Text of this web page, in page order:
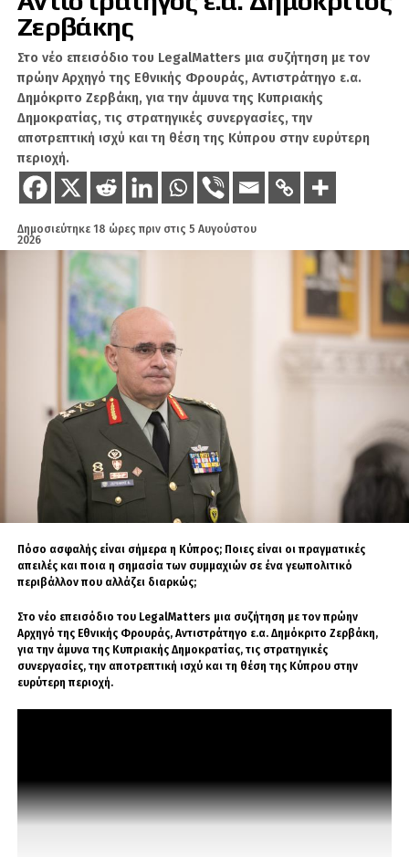
κατά την οποία η Ελλάδα και η Γαλλία
προβάλλουν τη στρατηγική τους εταιρική
σχέση στον τομέα της άμυνας και της
ασφάλειας.
ΣΧΕΤΙΚΆ ΘΈΜΑΤΑ
BAYKAR
HÜRRIYET
SAFRAN
ΓΑΛΛΊΑ
ΕΛΛΆΔΑ
ΤΟΥΡΚΊΑ
ΧΑΚ
Είναι ο άγνωστος Χ, αλλά φυσικό πρόσωπο που
βοηθάει στην παραγωγή ειδήσεων στο Geopolitico.gr,
αλλά και τη δημιουργία βίντεο στο κανάλι του Σάββα
Καλεντερίδη. Πολλοί τον χαρακτηρίζουν ως ανθρώπινο
αλγόριθμο λόγω του όγκου των δεδομένων και
πληροφοριών που αφομοιώνει καθημερινώς. Είναι
καταδρομέας με ειδικότητα Χειριστή Ασυρμάτων
Μέσων.
Ζερβάκης
Στο νέο επεισόδιο του LegalMatters μια συζήτηση με τον
πρώην Αρχηγό της Εθνικής Φρουράς, Αντιστράτηγο ε.α.
Δημόκριτο Ζερβάκη, για την άμυνα της Κυπριακής
Δημοκρατίας, τις στρατηγικές συνεργασίες, την
αποτρεπτική ισχύ και τη θέση της Κύπρου στην ευρύτερη
περιοχή.
Δημοσιεύτηκε 18 ώρες πριν στις 5 Αυγούστου
2026
Πόσο ασφαλής είναι σήμερα η Κύπρος; Ποιες είναι οι πραγματικές
απειλές και ποια η σημασία των συμμαχιών σε ένα γεωπολιτικό
περιβάλλον που αλλάζει διαρκώς;
Στο νέο επεισόδιο του LegalMatters μια συζήτηση με τον πρώην
Αρχηγό της Εθνικής Φρουράς, Αντιστράτηγο ε.α. Δημόκριτο Ζερβάκη,
για την άμυνα της Κυπριακής Δημοκρατίας, τις στρατηγικές
συνεργασίες, την αποτρεπτική ισχύ και τη θέση της Κύπρου στην
ευρύτερη περιοχή.